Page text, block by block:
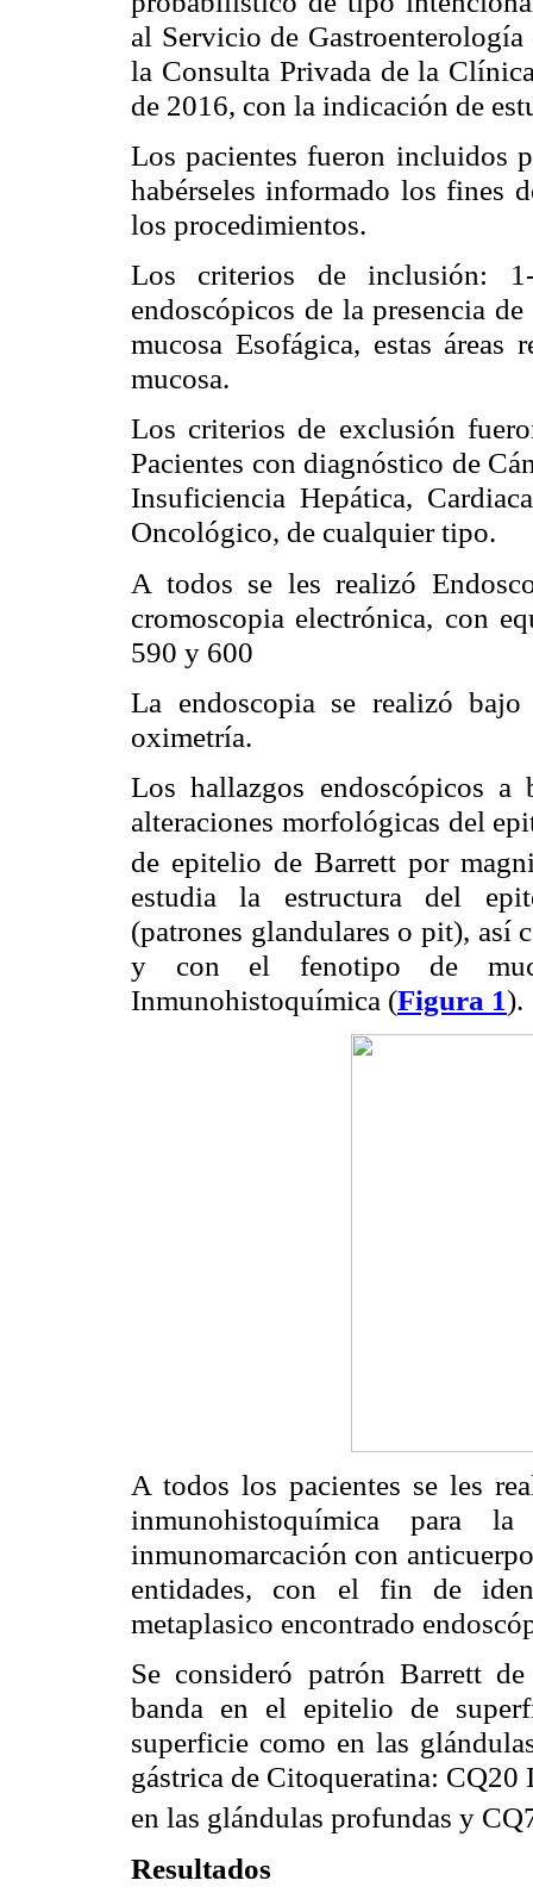
al Servicio de
la Consulta Privada de la
de 2016, con la indicación de
Los pacientes fueron incluidos
habérseles informado los fines
los procedimientos.
Los criterios de inclusión:
endoscópicos de la presencia
mucosa Esofágica, estas áreas
mucosa.
Los criterios de exclusión
Pacientes con diagnóstico de
Insuficiencia Hepática,
Oncológico, de cualquier tipo.
A todos se les realizó
cromoscopia electrónica, con
590 y 600
La endoscopia se realizó
oximetría.
Los hallazgos endoscópicos
alteraciones morfológicas del
de epitelio de Barrett por
estudia la estructura del
(patrones glandulares o pit), así
y con el fenotipo de
Inmunohistoquímica (Figura 1).
A todos los pacientes se les
inmunohistoquímica para
inmunomarcación con
entidades, con el fin de
metaplasico encontrado
Se consideró patrón Barrett
banda en el epitelio de
superficie como en las
gástrica de Citoqueratina:
en las glándulas profundas y
Resultados